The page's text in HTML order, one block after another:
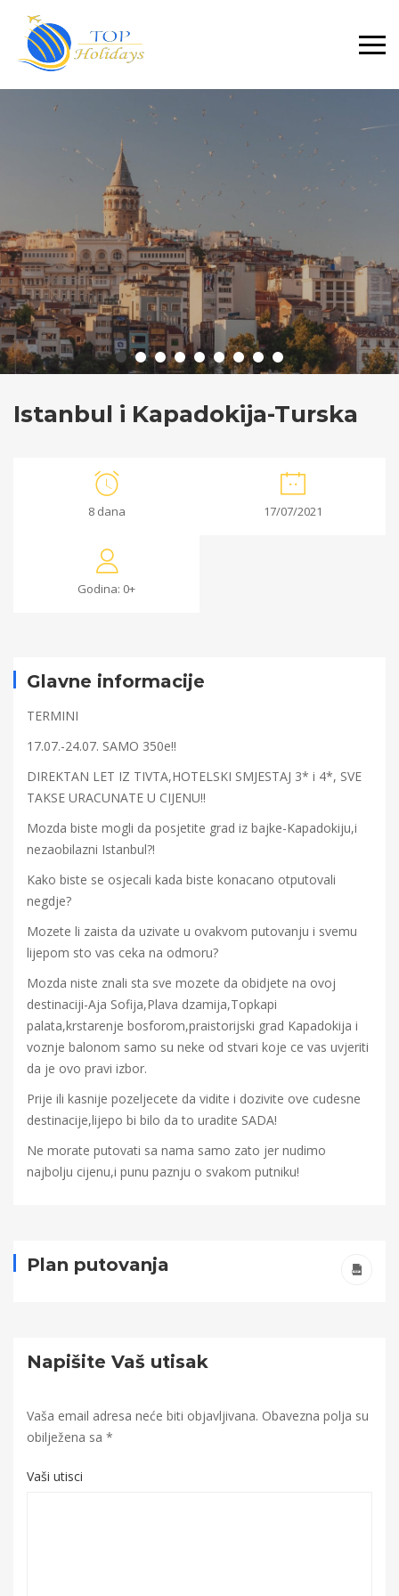
Primary
Menu
Istanbul i Kapadokija-Turska
8 dana 17/07/2021
Godina: 0+
Istanbul
Kapadokija-
Turska
17/06/2021
2021-
06-
Glavne informacije
TERMINI
17.07.-24.07. SAMO 350e!!
DIREKTAN LET IZ TIVTA,HOTELSKI SMJESTAJ 3* i 4*, SVE
TAKSE URACUNATE U CIJENU!!
Mozda biste mogli da posjetite grad iz bajke-Kapadokiju,i
nezaobilazni Istanbul?!
Kako biste se osjecali kada biste konacano otputovali
negdje?
Mozete li zaista da uzivate u ovakvom putovanju i svemu
lijepom sto vas ceka na odmoru?
Mozda niste znali sta sve mozete da obidjete na ovoj
destinaciji-Aja Sofija,Plava dzamija,Topkapi
palata,krstarenje bosforom,praistorijski grad Kapadokija i
voznje balonom samo su neke od stvari koje ce vas uvjeriti
da je ovo pravi izbor.
Prije ili kasnije pozeljecete da vidite i dozivite ove cudesne
destinacije,lijepo bi bilo da to uradite SADA!
Ne morate putovati sa nama samo zato jer nudimo
najbolju cijenu,i punu paznju o svakom putniku!
Plan putovanja
Napišite Vaš utisak
Vaša email adresa neće biti objavljivana. Obavezna polja su
obilježena sa *
Vaši utisci